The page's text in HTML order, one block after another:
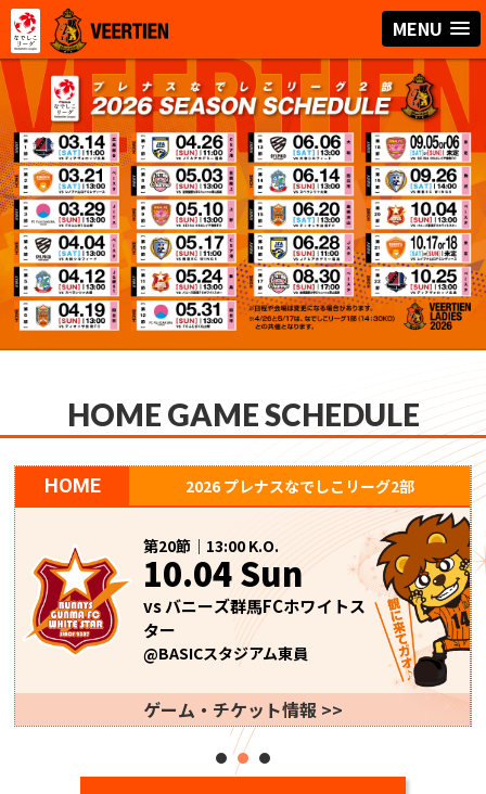
MENU
HOME GAME SCHEDULE
HOME 2026 プレナスなでしこリーグ2部
第20節｜13:00 K.O.
10.04 Sun
vs バニーズ群馬FCホワイトス
ター
@BASICスタジアム東員
ゲーム・チケット情報 >>